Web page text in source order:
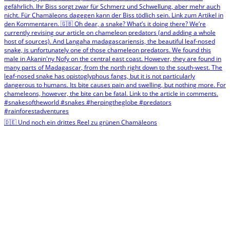
🇩🇪 Und noch ein drittes Reel zu grünen Chamäleons